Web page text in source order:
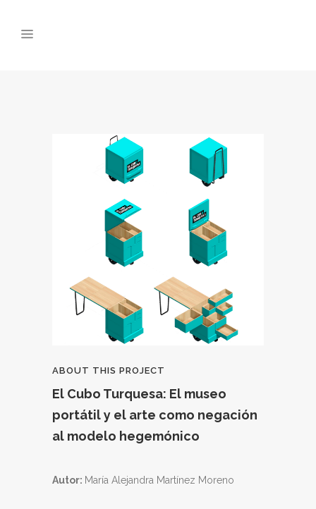
ABOUT THIS PROJECT
El Cubo Turquesa: El museo
portátil y el arte como negación
al modelo hegemónico
Autor: María Alejandra Martínez Moreno